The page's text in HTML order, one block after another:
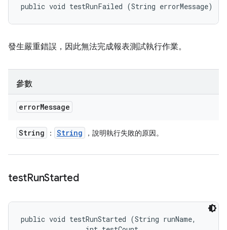
public void testRunFailed (String errorMessage)
發生嚴重錯誤，因此無法完成報表測試執行作業。
參數
errorMessage
String ： String ，說明執行失敗的原因。
testRunStarted
public void testRunStarted (String runName,